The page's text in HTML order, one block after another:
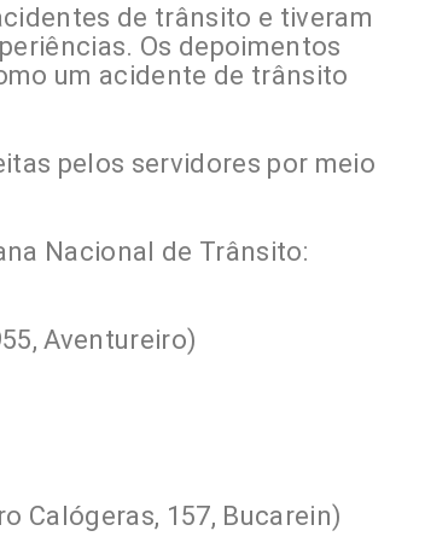
de trânsito e tiveram
Os depoimentos
um acidente de trânsito
pelos servidores por meio
Nacional de Trânsito:
Aventureiro)
Calógeras, 157, Bucarein)